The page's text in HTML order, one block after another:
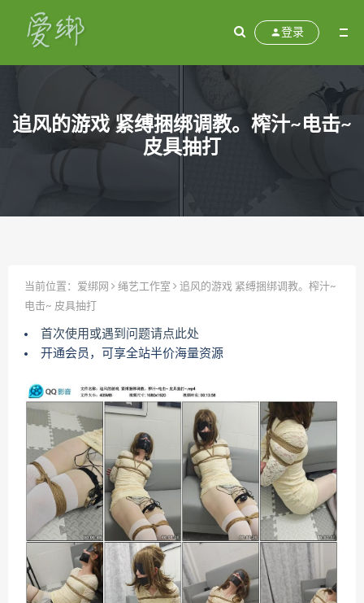
登录
追风的游戏 紧缚捆绑调教。榨汁~电击~
皮具抽打
当前位置： 爱绑网 绳艺工作室
追风的游戏 紧缚捆绑调教。榨汁~
电击~ 皮具抽打
首次使用或遇到问题请点此处
开通会员，可享全站半价海量资源